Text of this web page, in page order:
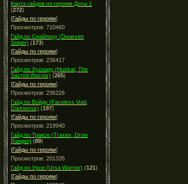
Карта гайдов по героям Доты 1
(272)
[Гайды по героям]
Просмотров: 710460
Гайд по Снайперу (Dwarven
Sniper) (173)
[Гайды по героям]
Просмотров: 236417
Гайд по Хускару (Huskar, The
Sacred Warrior) (265)
[Гайды по героям]
Просмотров: 236226
Гайд по Войду (Faceless Void,
Darkterror) (197)
[Гайды по героям]
Просмотров: 219940
Гайд по Траксе (Traxex, Drow
Ranger) (89)
[Гайды по героям]
Просмотров: 201335
Гайд по Урсе (Ursa Warrior) (121)
[Гайды по героям]